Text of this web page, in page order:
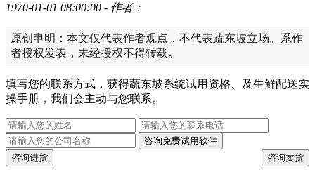
1970-01-01 08:00:00 - 作者：
原创申明：本文仅代表作者观点，不代表蔬东坡立场。系作
者授权发表，未经授权不得转载。
填写您的联系方式，获得蔬东坡系统试用资格、及生鲜配送实
操手册，我们会主动与您联系。
咨询免费试用软件
咨询进货
咨询卖货